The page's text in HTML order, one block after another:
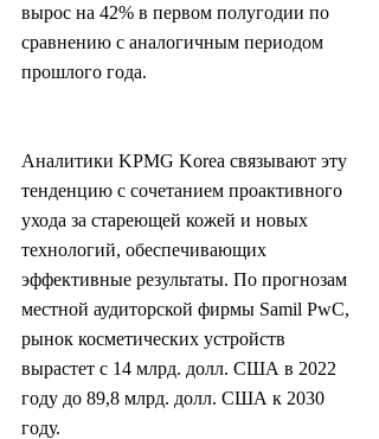
вырос на 42% в первом полугодии по
сравнению с аналогичным периодом
прошлого года.
Аналитики KPMG Korea связывают эту
тенденцию с сочетанием проактивного
ухода за стареющей кожей и новых
технологий, обеспечивающих
эффективные результаты. По прогнозам
местной аудиторской фирмы Samil PwC,
рынок косметических устройств
вырастет с 14 млрд. долл. США в 2022
году до 89,8 млрд. долл. США к 2030
году.